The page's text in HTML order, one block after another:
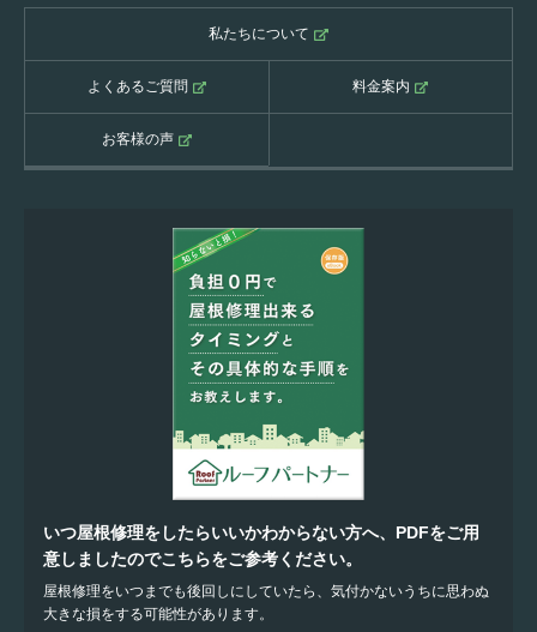
私たちについて
よくあるご質問 料金案内
お客様の声
いつ屋根修理をしたらいいかわからない方へ、PDFをご用
意しましたのでこちらをご参考ください。
屋根修理をいつまでも後回しにしていたら、気付かないうちに思わぬ
大きな損をする可能性があります。